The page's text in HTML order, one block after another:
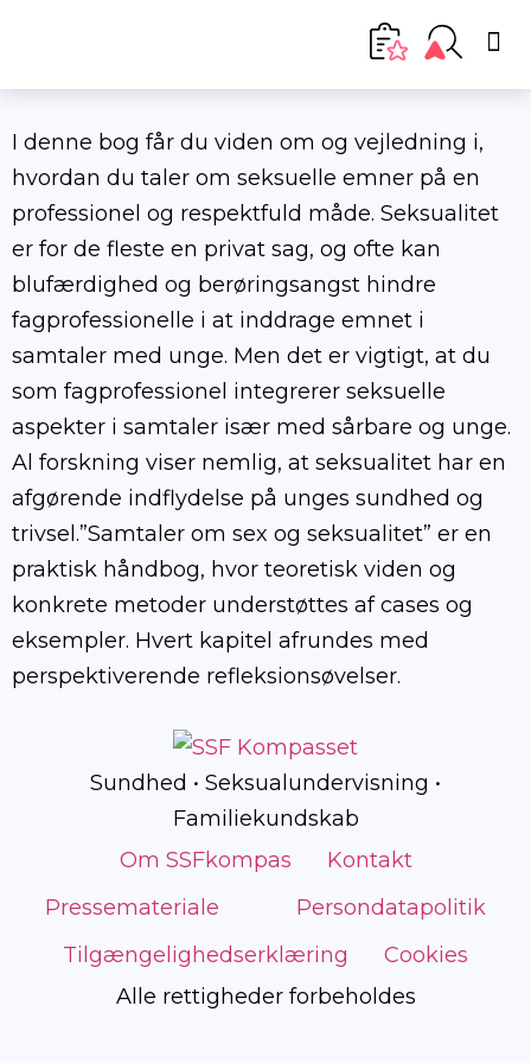
I denne bog får du viden om og vejledning i,
hvordan du taler om seksuelle emner på en
professionel og respektfuld måde. Seksualitet
er for de fleste en privat sag, og ofte kan
blufærdighed og berøringsangst hindre
fagprofessionelle i at inddrage emnet i
samtaler med unge. Men det er vigtigt, at du
som fagprofessionel integrerer seksuelle
aspekter i samtaler især med sårbare og unge.
Al forskning viser nemlig, at seksualitet har en
afgørende indflydelse på unges sundhed og
trivsel.”Samtaler om sex og seksualitet” er en
praktisk håndbog, hvor teoretisk viden og
konkrete metoder understøttes af cases og
eksempler. Hvert kapitel afrundes med
perspektiverende refleksionsøvelser.
Sundhed • Seksualundervisning •
Familiekundskab
Om SSFkompas
Kontakt
Pressemateriale
Persondatapolitik
Tilgængelighedserklæring
Cookies
Alle rettigheder forbeholdes